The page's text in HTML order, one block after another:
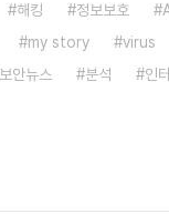
해킹 정보보호
my story virus
보안뉴스 분석 인